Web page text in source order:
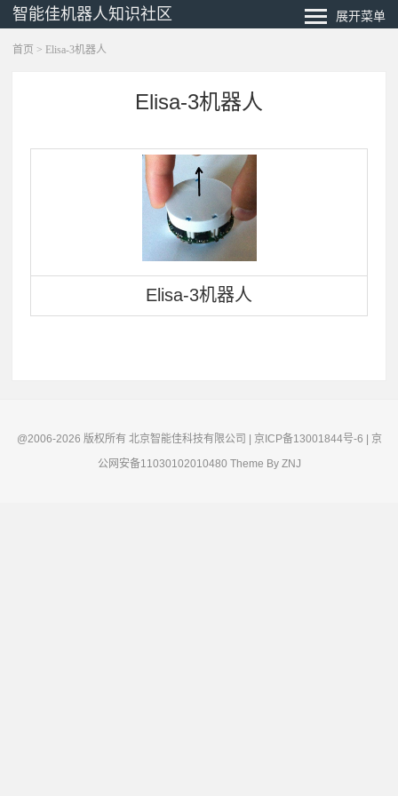
智能佳机器人知识社区 展开菜单
首页 > Elisa-3机器人
Elisa-3机器人
Elisa-3机器人
@2006-2026 版权所有 北京智能佳科技有限公司 | 京ICP备13001844号-6 | 京
公网安备11030102010480 Theme By ZNJ